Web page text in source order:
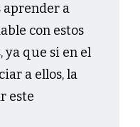
aprender a
con estos
ya que si en el
a ellos, la
este